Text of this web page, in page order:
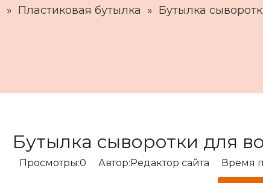
» Пластиковая бутылка » Бутылка
Бутылка сыворотки для
Просмотры:0 Автор:Pедактор сайта Время